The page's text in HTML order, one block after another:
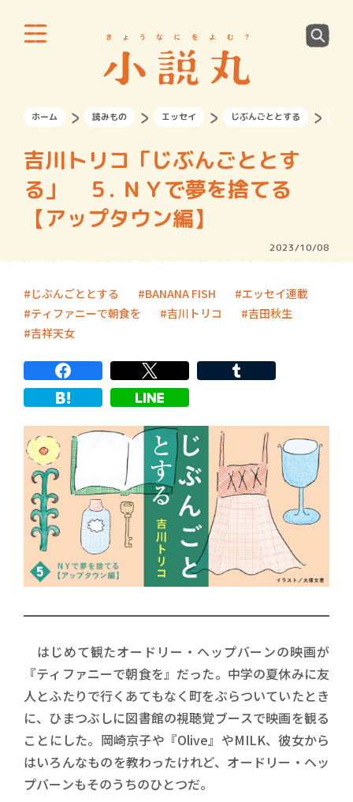
ホーム 読みもの エッセイ じぶんごととする
吉川トリコ「じぶんごととす
る」 ５. ＮＹで夢を捨てる
【アップタウン編】
2023/10/08
じぶんごととする BANANA FISH
エッセイ連載
ティファニーで朝食を
吉川トリコ
吉田秋生
吉祥天女
はじめて観たオードリー・ヘップバーンの映画が
『ティファニーで朝食を』だった。中学の夏休みに友
人とふたりで行くあてもなく町をぶらついていたとき
に、ひまつぶしに図書館の視聴覚ブースで映画を観る
ことにした。岡崎京子や『Olive』やMILK、彼女から
はいろんなものを教わったけれど、オードリー・ヘッ
プバーンもそのうちのひとつだ。